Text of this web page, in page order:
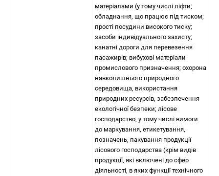
матеріалами (у тому числі ліфти;
обладнання, що працює під тиском;
прості посудини високого тиску;
засоби індивідуального захисту;
канатні дороги для перевезення
пасажирів; вибухові матеріали
промислового призначення; охорона
навколишнього природного
середовища, використання
природних ресурсів, забезпечення
екологічної безпеки; лісове
господарство, у тому числі вимоги
до маркування, етикетування,
позначень, пакування продукції
лісового господарства (крім видів
продукції, які включені до сфер
діяльності, в яких функції технічного